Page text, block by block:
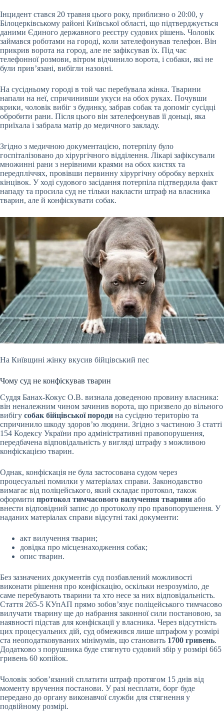
Інцидент стався 20 травня цього року, приблизно о 20:00, у
Білоцерківському районі Київської області, що підтверджується
даними Єдиного державного реєстру судових рішень. Чоловік
займався роботами на городі, коли зателефонував телефон. Він
прикрив ворота на город, але не зафіксував їх. Під час
телефонної розмови, вітром відчинило ворота, і собаки, які не
були прив’язані, вибігли назовні.
На сусідньому городі в той час перебувала жінка. Тварини
напали на неї, спричинивши укуси на обох руках. Почувши
крики, чоловік вибіг з будинку, забрав собак та допоміг сусідці
обробити рани. Після цього він зателефонував її доньці, яка
приїхала і забрала матір до медичного закладу.
Згідно з медичною документацією, потерпілу було
госпіталізовано до хірургічного відділення. Лікарі зафіксували
множинні рани з нерівними краями на обох кистях та
передпліччях, провівши первинну хірургічну обробку верхніх
кінцівок. У ході судового засідання потерпіла підтвердила факт
нападу та просила суд не тільки накласти штраф на власника
тварин, але й конфіскувати собак.
На Київщині жінку вкусив бійцівський пес
Чому суд не конфіскував тварин
Суддя Банах-Кокус О.В. визнала доведеною провину власника:
він неналежним чином зачинив ворота, що призвело до вільного
вибігу собак бійцівської породи на сусідню територію та
спричинило шкоду здоров’ю людини. Згідно з частиною 3 статті
154 Кодексу України про адміністративні правопорушення,
передбачена відповідальність у вигляді штрафу з можливою
конфіскацією тварин.
Однак, конфіскація не була застосована судом через
процесуальні помилки у матеріалах справи. Законодавство
вимагає від поліцейського, який складає протокол, також
оформити протокол тимчасового вилучення тварини або
внести відповідний запис до протоколу про правопорушення. У
наданих матеріалах справи відсутні такі документи:
акт вилучення тварин;
довідка про місцезнаходження собак;
опис тварин.
Без зазначених документів суд позбавлений можливості
виконати рішення про конфіскацію, оскільки незрозуміло, де
саме перебувають тварини та хто несе за них відповідальність.
Стаття 265-5 КУпАП прямо зобов’язує поліцейського тимчасово
вилучати тварину ще до набрання законної сили постановою, за
наявності підстав для конфіскації у власника. Через відсутність
цих процесуальних дій, суд обмежився лише штрафом у розмірі
ста неоподатковуваних мінімумів, що становить 1700 гривень.
Додатково з порушника буде стягнуто судовий збір у розмірі 665
гривень 60 копійок.
Чоловік зобов’язаний сплатити штраф протягом 15 днів від
моменту вручення постанови. У разі несплати, борг буде
передано до органу виконавчої служби для стягнення у
подвійному розмірі.